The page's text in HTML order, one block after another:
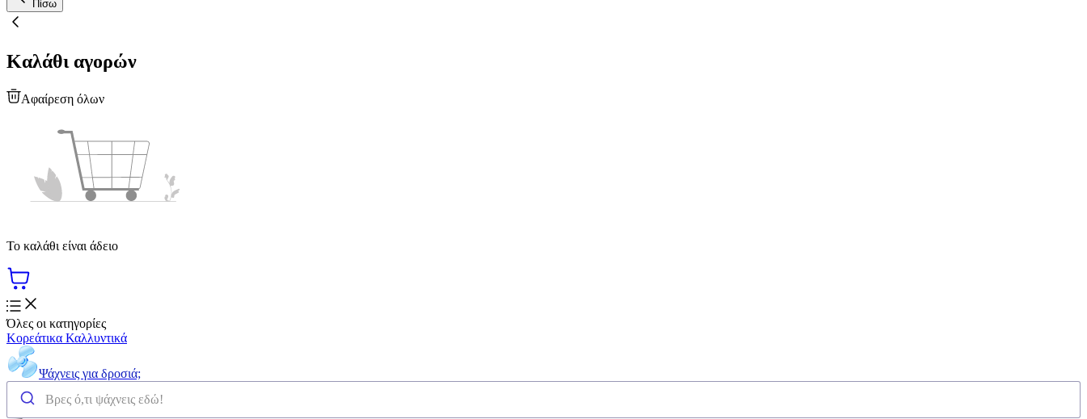
Πίσω
Καλάθι αγορών
Αφαίρεση όλων
Το καλάθι είναι άδειο
Όλες οι κατηγορίες
Κορεάτικα Καλλυντικά
Ψάχνεις για δροσιά;